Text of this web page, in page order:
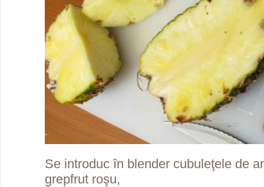
Se introduc în blender cubuleţele de
grepfrut roşu,